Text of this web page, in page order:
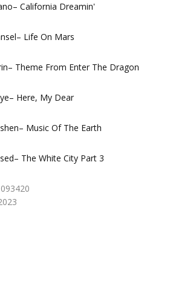
California Dreamin'
Life On Mars
Theme From Enter The Dragon
Here, My Dear
Music Of The Earth
The White City Part 3